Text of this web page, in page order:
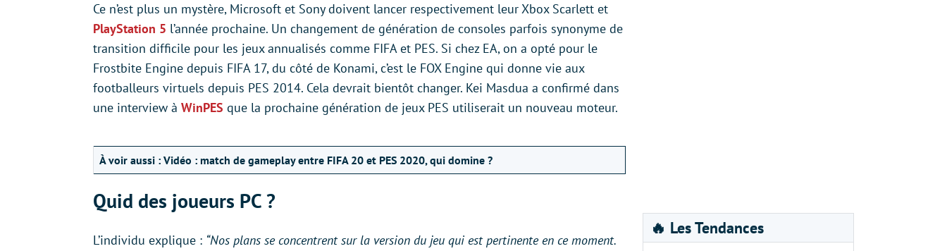
Ce n’est plus un mystère, Microsoft et Sony doivent lancer respectivement leur Xbox Scarlett et
PlayStation 5 l’année prochaine. Un changement de génération de consoles parfois synonyme de
transition difficile pour les jeux annualisés comme FIFA et PES. Si chez EA, on a opté pour le
Frostbite Engine depuis FIFA 17, du côté de Konami, c’est le FOX Engine qui donne vie aux
footballeurs virtuels depuis PES 2014. Cela devrait bientôt changer. Kei Masdua a confirmé dans
une interview à WinPES que la prochaine génération de jeux PES utiliserait un nouveau moteur.
À voir aussi : Vidéo : match de gameplay entre FIFA 20 et PES 2020, qui domine ?
Quid des joueurs PC ?
L’individu explique : “Nos plans se concentrent sur la version du jeu qui est pertinente en ce moment.
🔥 Les Tendances